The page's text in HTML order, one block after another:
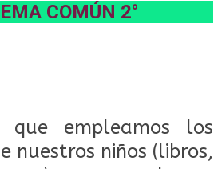
COMÚN 2°
que empleamos los
nuestros niños (libros,